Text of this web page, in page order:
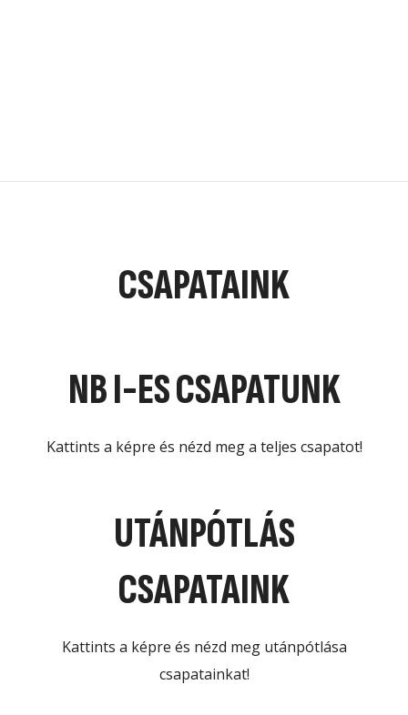
Csapatok
CSAPATAINK
NB I-ES CSAPATUNK
Kattints a képre és nézd meg a teljes csapatot!
UTÁNPÓTLÁS
CSAPATAINK
Kattints a képre és nézd meg utánpótlása
csapatainkat!